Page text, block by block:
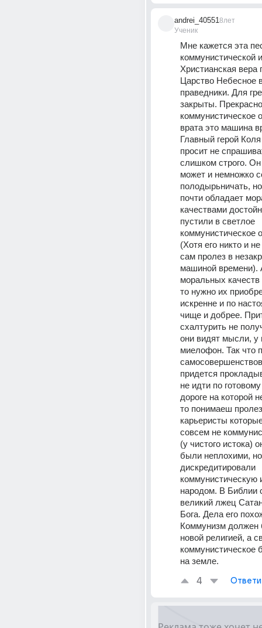
andrei_40551
Ученик
8лет
Мне кажется эта
коммунистической
Христианская вера
Царство Небесное
праведники. Для
закрыты.
коммунистическое
врата это машина
Главный герой
просит не
слишком строго. Он
может и немножко
полодырьничать,
почти обладает
качествами
пустили в светлое
коммунистическое
(Хотя его никто и
сам пролез в
машиной времени).
моральных качеств
то нужно их
искренне и по
чище и добрее.
схалтурить не
они видят мысли, у
миелофон. Так что
придется
не идти по
дороге на которой
то понимаеш
карьеристы
совсем не
(у чистого истока)
были неплохими,
дискредитировали
коммунистическую
народом. В Библии
великий лжец
Бога. Дела его
Коммунизм должен
новой религией, а
коммунистическое
на земле.
4